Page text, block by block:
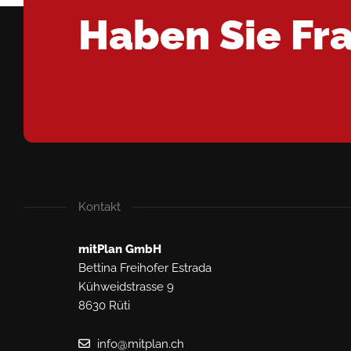
Haben Sie
Kontakt
mitPlan GmbH
Bettina Freihofer Estrada
Kühweidstrasse 9
8630 Rüti
info@mitplan.ch